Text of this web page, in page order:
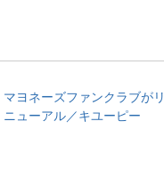
マヨネーズファンクラブがリ
ニューアル／キユーピー